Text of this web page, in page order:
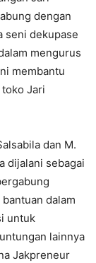
dengan
seni dekupase
mengurus
membantu
Jari
dan M.
dijalani sebagai
dalam
untuk
lainnya
Jakpreneur